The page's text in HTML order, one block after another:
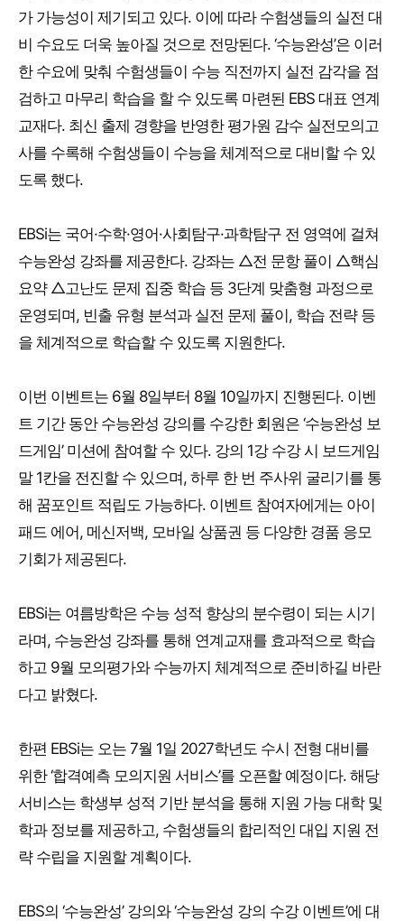
가 가능성이 제기되고 있다. 이에 따라 수험생들의 실전 대
비 수요도 더욱 높아질 것으로 전망된다. ‘수능완성’은 이러
한 수요에 맞춰 수험생들이 수능 직전까지 실전 감각을 점
검하고 마무리 학습을 할 수 있도록 마련된 EBS 대표 연계
교재다. 최신 출제 경향을 반영한 평가원 감수 실전모의고
사를 수록해 수험생들이 수능을 체계적으로 대비할 수 있
도록 했다.
EBSi는 국어·수학·영어·사회탐구·과학탐구 전 영역에 걸쳐
수능완성 강좌를 제공한다. 강좌는 △전 문항 풀이 △핵심
요약 △고난도 문제 집중 학습 등 3단계 맞춤형 과정으로
운영되며, 빈출 유형 분석과 실전 문제 풀이, 학습 전략 등
을 체계적으로 학습할 수 있도록 지원한다.
이번 이벤트는 6월 8일부터 8월 10일까지 진행된다. 이벤
트 기간 동안 수능완성 강의를 수강한 회원은 ‘수능완성 보
드게임’ 미션에 참여할 수 있다. 강의 1강 수강 시 보드게임
말 1칸을 전진할 수 있으며, 하루 한 번 주사위 굴리기를 통
해 꿈포인트 적립도 가능하다. 이벤트 참여자에게는 아이
패드 에어, 메신저백, 모바일 상품권 등 다양한 경품 응모
기회가 제공된다.
EBSi는 여름방학은 수능 성적 향상의 분수령이 되는 시기
라며, 수능완성 강좌를 통해 연계교재를 효과적으로 학습
하고 9월 모의평가와 수능까지 체계적으로 준비하길 바란
다고 밝혔다.
한편 EBSi는 오는 7월 1일 2027학년도 수시 전형 대비를
위한 ‘합격예측 모의지원 서비스’를 오픈할 예정이다. 해당
서비스는 학생부 성적 기반 분석을 통해 지원 가능 대학 및
학과 정보를 제공하고, 수험생들의 합리적인 대입 지원 전
략 수립을 지원할 계획이다.
EBS의 ‘수능완성’ 강의와 ‘수능완성 강의 수강 이벤트’에 대